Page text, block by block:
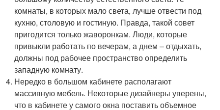
комнаты, в которых мало света, лучше отвести под
кухню, столовую и гостиную. Правда, такой совет
пригодится только жаворонкам. Люди, которые
привыкли работать по вечерам, а днем – отдыхать,
должны под рабочее пространство определить
западную комнату.
Нередко в большом кабинете располагают
массивную мебель. Некоторые дизайнеры уверены,
что в кабинете у самого окна поставить объемное